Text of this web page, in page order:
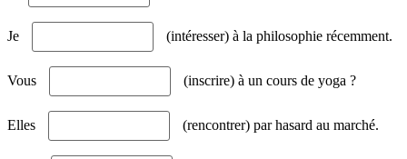
Je (intéresser) à la philosophie récemment.
Vous (inscrire) à un cours de yoga ?
Elles (rencontrer) par hasard au marché.